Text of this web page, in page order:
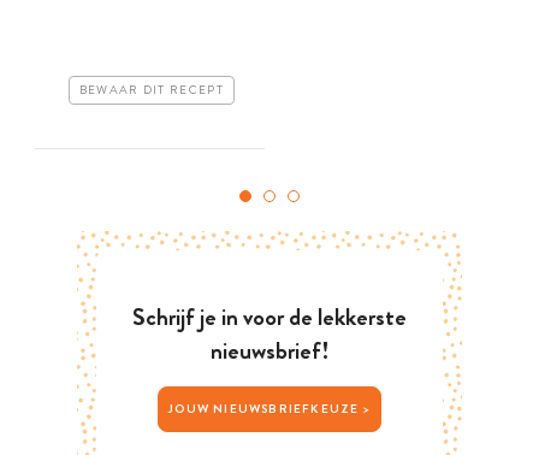
BEWAAR DIT RECEPT
Schrijf je in voor de lekkerste
nieuwsbrief!
JOUW NIEUWSBRIEFKEUZE >